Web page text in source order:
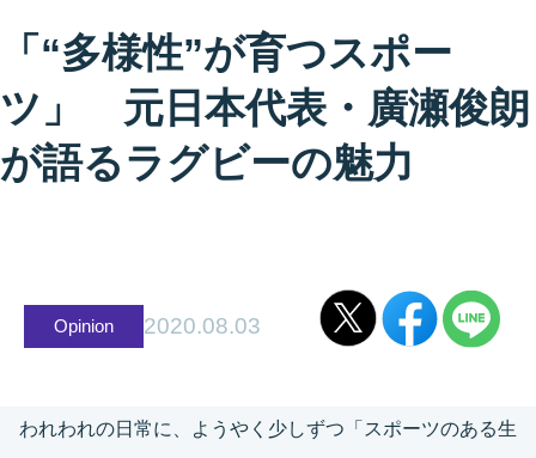
「“多様性”が育つスポー
ツ」 元日本代表・廣瀬俊朗
が語るラグビーの魅力
Opinion 2020.08.03
われわれの日常に、ようやく少しずつ「スポーツのある生